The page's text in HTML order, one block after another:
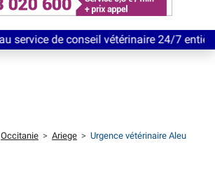
conseil vétérinaire 24/7 entièrement
Occitanie > Ariege > Urgence vétérinaire Aleu